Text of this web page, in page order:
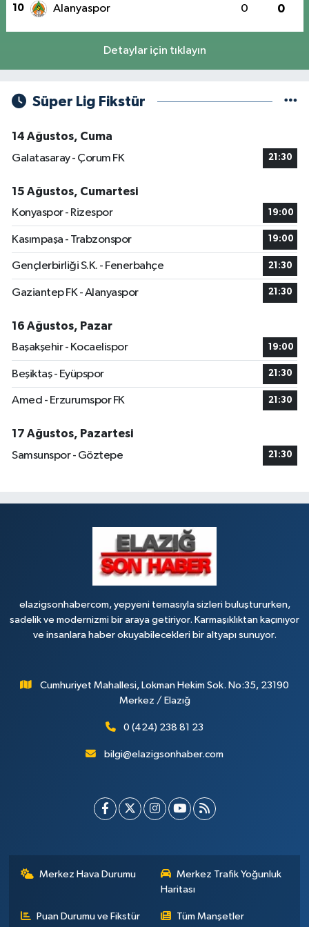
10 Alanyaspor 0 0
Detaylar için tıklayın
Süper Lig Fikstür
14 Ağustos, Cuma
Galatasaray - Çorum FK
21:30
15 Ağustos, Cumartesi
Konyaspor - Rizespor
19:00
Kasımpaşa - Trabzonspor 19:00
Gençlerbirliği S.K. - Fenerbahçe 21:30
Gaziantep FK - Alanyaspor 21:30
16 Ağustos, Pazar
Başakşehir - Kocaelispor
19:00
Beşiktaş - Eyüpspor 21:30
Amed - Erzurumspor FK 21:30
17 Ağustos, Pazartesi
Samsunspor - Göztepe
21:30
elazigsonhabercom, yepyeni temasıyla sizleri buluştururken,
sadelik ve modernizmi bir araya getiriyor. Karmaşıklıktan kaçınıyor
ve insanlara haber okuyabilecekleri bir altyapı sunuyor.
Cumhuriyet Mahallesi, Lokman Hekim Sok. No:35, 23190
Merkez / Elazığ
0 (424) 238 81 23
bilgi@elazigsonhaber.com
Merkez Hava Durumu
Merkez Trafik Yoğunluk
Haritası
Puan Durumu ve Fikstür Tüm Manşetler